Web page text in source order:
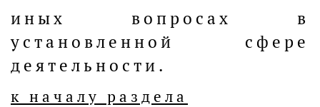
иных вопросах в
установленной сфере
деятельности.
к началу раздела